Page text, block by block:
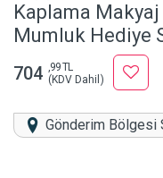
Kaplama Makyaj
Mumluk Hediye
704 ,99 TL
(KDV Dahil)
Gönderim Bölgesi